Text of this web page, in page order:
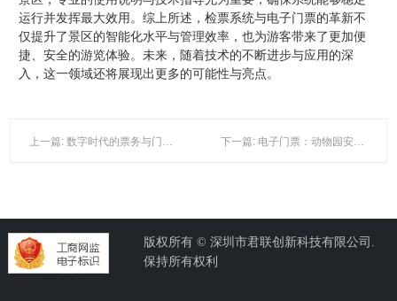
运行并发挥最大效用。综上所述，检票系统与电子门票的革新不
仅提升了景区的智能化水平与管理效率，也为游客带来了更加便
捷、安全的游览体验。未来，随着技术的不断进步与应用的深
入，这一领域还将展现出更多的可能性与亮点。
上一篇: 数字时代的票务与门票系统：从一卡通到智能检票的变革 下一篇: 电子门票：动物园安全防护的新篇章
版权所有 © 深圳市君联创新科技有限公司.
保持所有权利